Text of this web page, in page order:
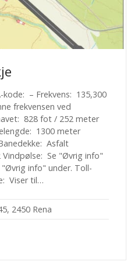
kode: – Frekvens: 135,300
frekvensen ved
828 fot / 252 meter
1300 meter
Asfalt
Vindpølse: Se "Øvrig info"
info" under. Toll-
Viser til…
2450 Rena